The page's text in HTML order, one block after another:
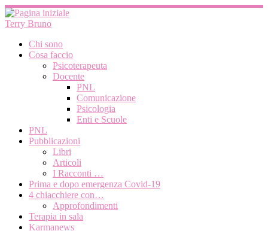
Passa
al
contenuto
Terry Bruno
Chi sono
Cosa faccio
Psicoterapeuta
Docente
PNL
Comunicazione
Psicologia
Enti e Scuole
PNL
Pubblicazioni
Libri
Articoli
I Racconti …
Prima e dopo emergenza Covid-19
4 chiacchiere con…
Approfondimenti
Terapia in sala
Karmanews